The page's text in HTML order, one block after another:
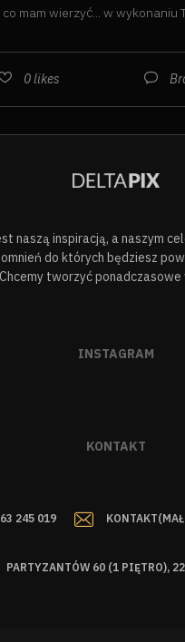
mam wierzyć... w wykonaniu
0likes
naszą inspiracją, a naszym
do których będziesz
tworzyć ponadczasowe
INSTAGRAM
KONTAKT
245 019
PARTYZANTÓW 60 (1 PIĘTRO),